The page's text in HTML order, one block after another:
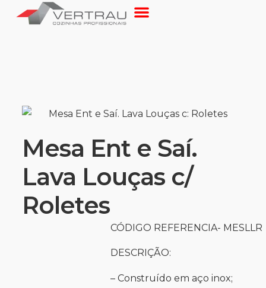
Mesa Ent e Saí.
Lava Louças c/
Roletes
CÓDIGO REFERENCIA- MESLLR
DESCRIÇÃO:
– Construído em aço inox;